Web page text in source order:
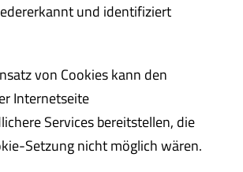
und identifiziert
von Cookies kann den
Internetseite
Services bereitstellen, die
Setzung nicht möglich wären.